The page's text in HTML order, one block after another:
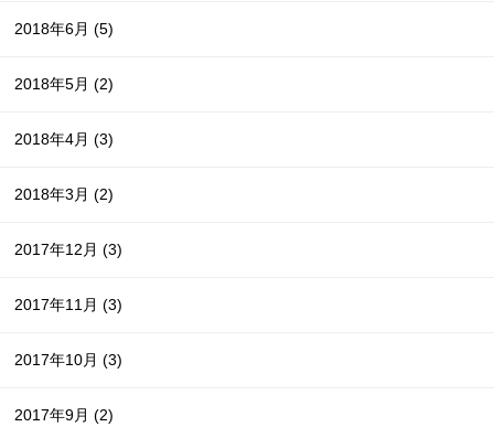
2018年6月(5)
2018年5月(2)
2018年4月(3)
2018年3月(2)
2017年12月(3)
2017年11月(3)
2017年10月(3)
2017年9月(2)